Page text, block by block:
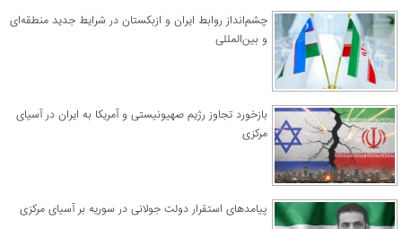
چشم‌انداز روابط ایران و ازبکستان در شرایط جدید منطقه‌ای
و بین‌المللی
​بازخورد تجاوز رژیم صهیونیستی و آمریکا به ایران در آسیای
مرکزی
پیامدهای استقرار دولت جولانی در سوریه بر آسیای مرکزی